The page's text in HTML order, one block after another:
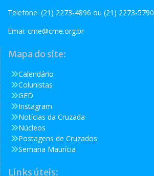
Telefone: (21) 2273-4896 ou (21) 2273-5790
Emai: cme@cme.org.br
Mapa do site:
Calendário
Colunistas
GED
Instagram
Notícias da Cruzada
Núcleos
Postagens de Cruzados
Semana Maurícia
Links úteis: